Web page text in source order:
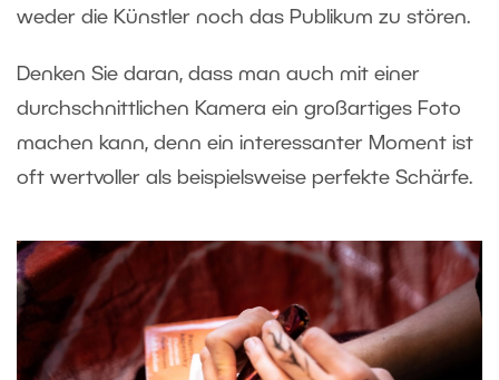
weder die Künstler noch das Publikum zu stören.
Denken Sie daran, dass man auch mit einer
durchschnittlichen Kamera ein großartiges Foto
machen kann, denn ein interessanter Moment ist
oft wertvoller als beispielsweise perfekte Schärfe.